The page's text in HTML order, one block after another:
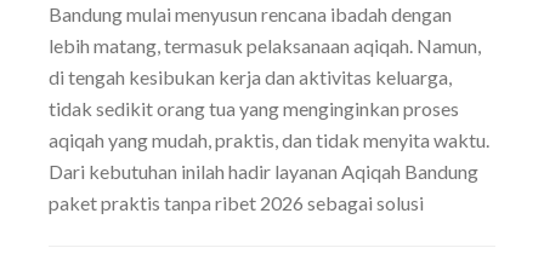
Bandung mulai menyusun rencana ibadah dengan
lebih matang, termasuk pelaksanaan aqiqah. Namun,
di tengah kesibukan kerja dan aktivitas keluarga,
tidak sedikit orang tua yang menginginkan proses
aqiqah yang mudah, praktis, dan tidak menyita waktu.
Dari kebutuhan inilah hadir layanan Aqiqah Bandung
paket praktis tanpa ribet 2026 sebagai solusi